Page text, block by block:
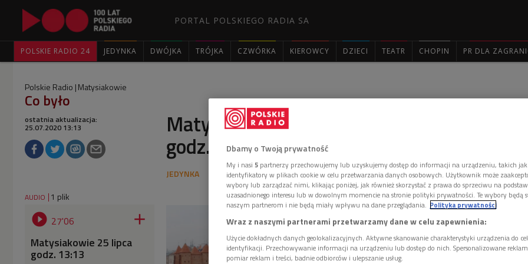
PORTAL POLSKIEGO RADIA SA
POLSKIE RADIO 24 JEDYNKA DWÓJKA TRÓJKA CZWÓRKA KIEROWCY DZIECI TEATR CHOPIN PR DLA
Polskie Radio Matysiakowie
Co było
Matysiakowie - odcinek 3304 - 25 lipca
godz. 13:13
ostatnia aktualizacja:
25.07.2020 13:13
AUDIO 1 plik
 27'06 
Matysiakowie 25 lipca
godz. 13:13
Dbamy o Twoją prywatność
My i nasi 5 partnerzy przechowujemy lub uzyskujemy dostęp do informacji na urządzeniu, takich
identyfikatory w plikach cookie w celu przetwarzania danych osobowych. Użytkownik może
wybory lub zarządzać nimi, klikając poniżej, jak również skorzystać z prawa do sprzeciwu na
uzasadnionego interesu lub w dowolnym momencie na stronie polityki prywatności. Te wybory będą
naszym partnerom i nie będą miały wpływu na dane przeglądania. Polityka prywatności
Wraz z naszymi partnerami przetwarzamy dane w celu zapewnienia:
Użycie dokładnych danych geolokalizacyjnych. Aktywne skanowanie charakterystyki urządzenia do
identyfikacji. Przechowywanie informacji na urządzeniu lub dostęp do nich. Spersonalizowane
pomiar reklam i treści, badnie odbiorców i ulepszanie usług.